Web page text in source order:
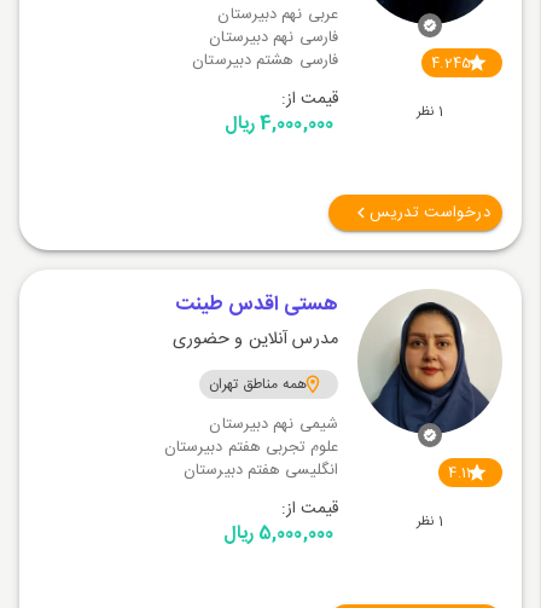
4.245
1 نظر
عربی نهم دبیرستان
فارسی نهم دبیرستان
فارسی هشتم دبیرستان
قیمت از:
4,000,000 ریال
درخواست تدریس
4.11
1 نظر
هستی اقدس طینت
مدرس آنلاین و حضوری
همه مناطق تهران
شیمی نهم دبیرستان
علوم تجربی هفتم دبیرستان
انگلیسی هفتم دبیرستان
قیمت از:
5,000,000 ریال